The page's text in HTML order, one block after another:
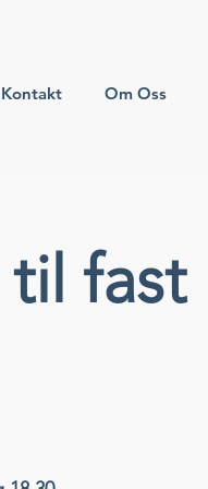
Kontakt Om Oss
fast